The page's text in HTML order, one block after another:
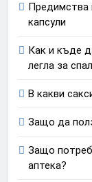
Предимства
капсули
Как и къде
легла за
В какви
Защо да
Защо
аптека?